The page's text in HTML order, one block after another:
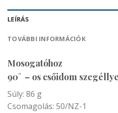
LEÍRÁS
TOVÁBBI INFORMÁCIÓK
Mosogatóhoz
90˚ – os csőidom
Súly: 86 g
Csomagolás: 50/NZ-1